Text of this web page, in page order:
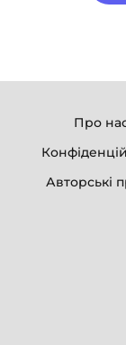
Про
Авторські